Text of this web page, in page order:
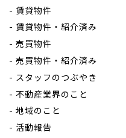
賃貸物件
賃貸物件・紹介済み
売買物件
売買物件・紹介済み
スタッフのつぶやき
不動産業界のこと
地域のこと
活動報告